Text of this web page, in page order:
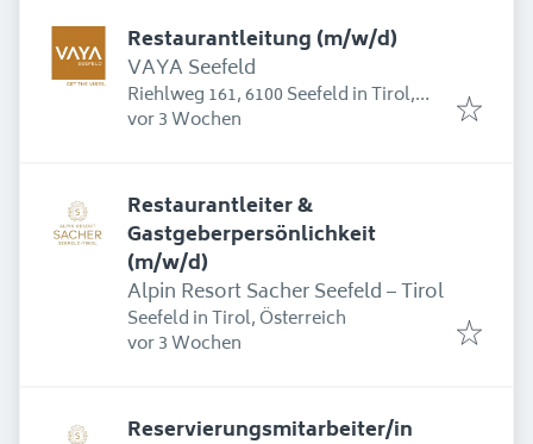
Restaurantleitung (m/w/d)
VAYA Seefeld
Riehlweg 161, 6100 Seefeld in Tirol,
Österreich
Erschienen:
vor 3 Wochen
Restaurantleiter &
Gastgeberpersönlichkeit
(m/w/d)
Alpin Resort Sacher Seefeld – Tirol
Seefeld in Tirol, Österreich
Erschienen:
vor 3 Wochen
Reservierungsmitarbeiter/in